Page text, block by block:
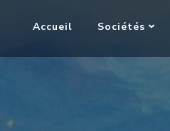
Accueil Sociétés